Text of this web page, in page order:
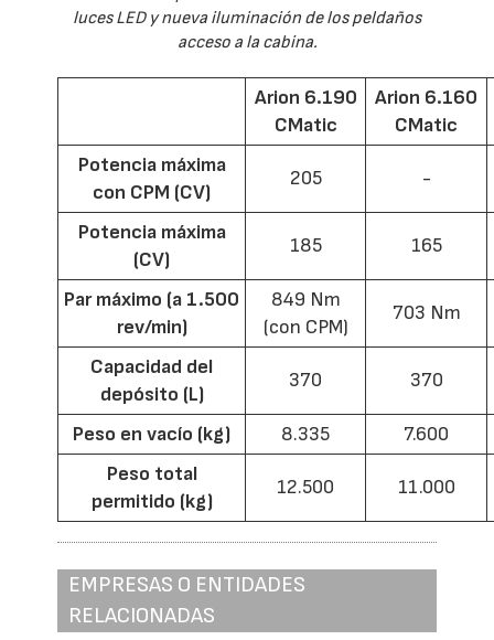
luces LED y nueva iluminación de los peldaños
acceso a la cabina.
Arion 6.190
CMatic
Arion 6.160
CMatic
Potencia máxima
con CPM (CV)
205 -
Potencia máxima
(CV)
185 165
Par máximo (a 1.500
rev/min)
849 Nm
(con CPM)
703 Nm
Capacidad del
depósito (L)
370 370
Peso en vacío (kg) 8.335
7.600
Peso total
permitido (kg)
12.500 11.000
EMPRESAS O ENTIDADES
RELACIONADAS